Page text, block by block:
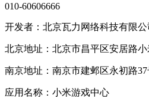
010-60606666
开发者：北京瓦力网络科技有限公
北京地址：北京市昌平区安居路小
南京地址：南京市建邺区永初路
应用名称：小米游戏中心